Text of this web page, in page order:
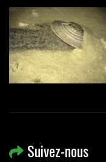
Suivez-nous